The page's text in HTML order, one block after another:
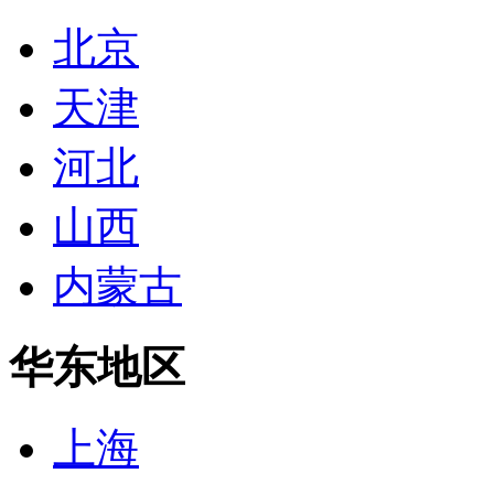
北京
天津
河北
山西
内蒙古
华东地区
上海